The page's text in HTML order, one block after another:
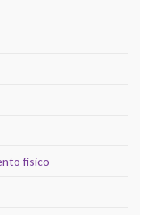
físico